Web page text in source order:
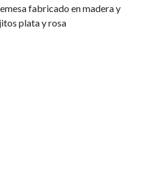
fabricado en madera y
plata y rosa